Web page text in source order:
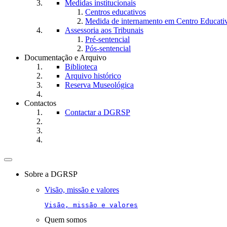
Medidas institucionais
Centros educativos
Medida de internamento em Centro
Assessoria aos Tribunais
Pré-sentencial
Pós-sentencial
Documentação e Arquivo
Biblioteca
Arquivo histórico
Reserva Museológica
Contactos
Contactar a DGRSP
Toggle
navigationSobre a DGRSP
Visão, missão e valores
Visão, missão e valores
Quem somos